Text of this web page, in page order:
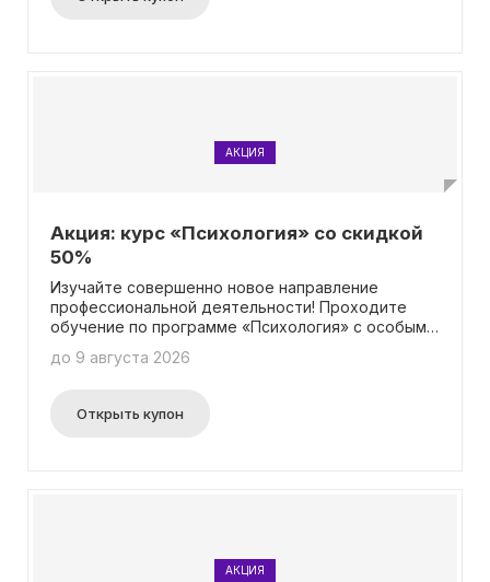
возможность начать новую и интересную
АКЦИЯ
Акция: курс «Психология» со скидкой
50%
Изучайте совершенно новое направление
профессиональной деятельности! Проходите
обучение по программе «Психология» с особым
данной акции доступна на странице акции.
до 9 августа 2026
Открыть купон
АКЦИЯ